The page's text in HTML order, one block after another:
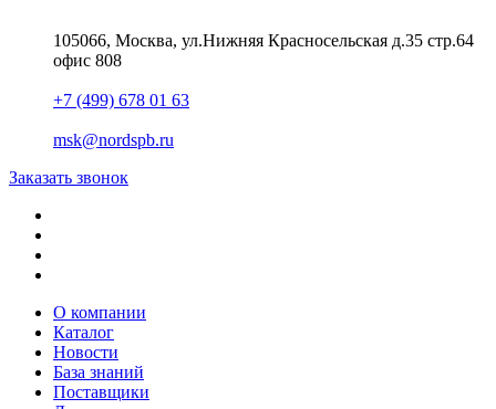
105066, Москва, ул.Нижняя Красносельская д.35 стр.64
офис 808
+7 (499) 678 01 63
msk@nordspb.ru
Заказать звонок
О компании
Каталог
Новости
База знаний
Поставщики